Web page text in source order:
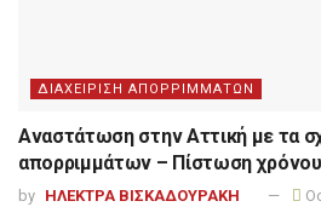
ΔΙΑΧΕΙΡΙΣΗ ΑΠΟΡΡΙΜΜΑΤΩΝ
Αναστάτωση στην Αττική με τα
απορριμμάτων – Πίστωση
by ΗΛΕΚΤΡΑ ΒΙΣΚΑΔΟΥΡΑΚΗ